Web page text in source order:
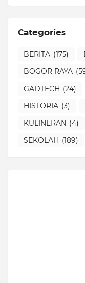
Categories
BERITA (175)
BOGOR RAYA
GADTECH (24)
HISTORIA (3)
KULINERAN (4)
SEKOLAH (189)